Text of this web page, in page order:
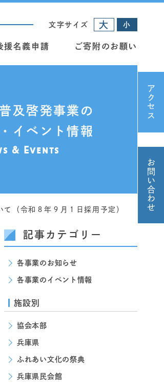
文字サイズ 大 小
援名義申請 ご寄附のお願い
アクセス
お問い合わせ
及啓発事業の
イベント情報
& Events
（令和８年９月１日採用予定）
記事カテゴリー
各事業のお知らせ
各事業のイベント情報
施設別
協会本部
兵庫県
ふれあい文化の祭典
兵庫県民会館